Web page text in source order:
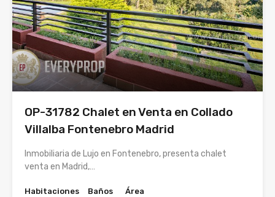
OP-31782 Chalet en Venta en Collado
Villalba Fontenebro Madrid
Inmobiliaria de Lujo en Fontenebro, presenta chalet
venta en Madrid,…
Habitaciones Baños Área